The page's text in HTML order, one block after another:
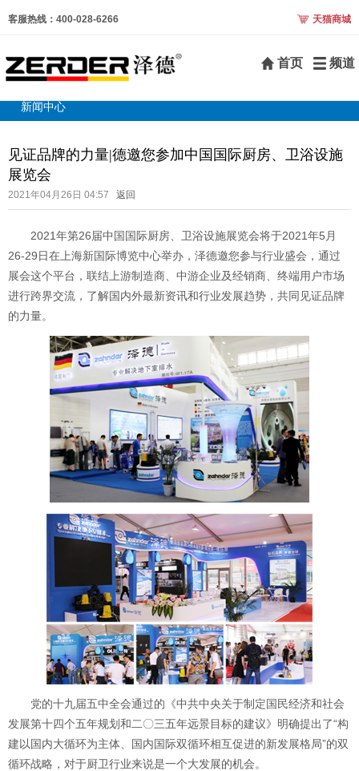
客服热线：400-028-6266 天猫商城
首页 频道
新闻中心
见证品牌的力量|德邀您参加中国国际厨房、卫浴设施
展览会
2021年04月26日 04:57 返回
2021年第26届中国国际厨房、卫浴设施展览会将于2021年5月
26-29日在上海新国际博览中心举办，泽德邀您参与行业盛会，通过
展会这个平台，联结上游制造商、中游企业及经销商、终端用户市场
进行跨界交流，了解国内外最新资讯和行业发展趋势，共同见证品牌
的力量。
党的十九届五中全会通过的《中共中央关于制定国民经济和社会
发展第十四个五年规划和二〇三五年远景目标的建议》明确提出了“构
建以国内大循环为主体、国内国际双循环相互促进的新发展格局”的双
循环战略，对于厨卫行业来说是一个大发展的机会。